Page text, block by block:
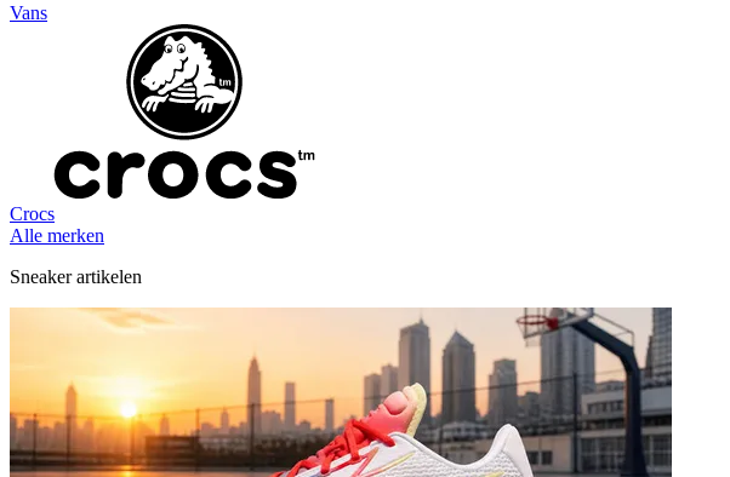
Vans
Crocs
Alle merken
Sneaker artikelen